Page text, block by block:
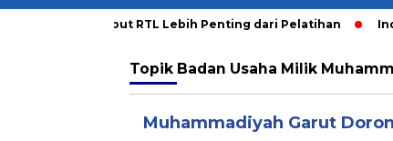
PDM Garut Sebut RTL Lebih Penting dari Pelatihan
Topik Badan Usaha Milik
Muhammadiyah Garut